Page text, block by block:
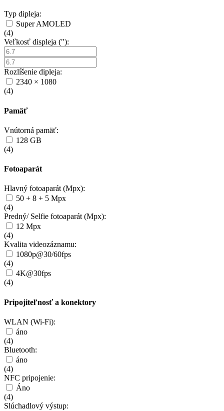
Typ dipleja:
Super AMOLED
(4)
Veľkosť displeja ("):
Rozlíšenie dipleja:
2340 × 1080
(4)
Pamäť
Vnútorná pamäť:
128 GB
(4)
Fotoaparát
Hlavný fotoaparát (Mpx):
50 + 8 + 5 Mpx
(4)
Predný/ Selfie fotoaparát (Mpx):
12 Mpx
(4)
Kvalita videozáznamu:
1080p@30/60fps
(4)
4K@30fps
(4)
Pripojiteľnosť a konektory
WLAN (Wi-Fi):
áno
(4)
Bluetooth:
áno
(4)
NFC pripojenie:
Áno
(4)
Slúchadlový výstup: